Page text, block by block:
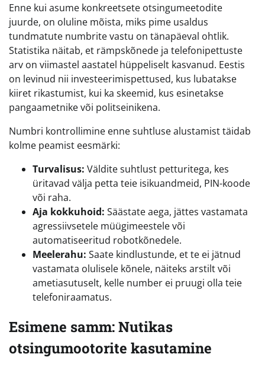
Enne kui asume konkreetsete otsingumeetodite
juurde, on oluline mõista, miks pime usaldus
tundmatute numbrite vastu on tänapäeval ohtlik.
Statistika näitab, et rämpskõnede ja telefonipettuste
arv on viimastel aastatel hüppeliselt kasvanud. Eestis
on levinud nii investeerimispettused, kus lubatakse
kiiret rikastumist, kui ka skeemid, kus esinetakse
pangaametnike või politseinikena.
Numbri kontrollimine enne suhtluse alustamist täidab
kolme peamist eesmärki:
Turvalisus: Väldite suhtlust petturitega, kes
üritavad välja petta teie isikuandmeid, PIN-koode
või raha.
Aja kokkuhoid: Säästate aega, jättes vastamata
agressiivsetele müügimeestele või
automatiseeritud robotkõnedele.
Meelerahu: Saate kindlustunde, et te ei jätnud
vastamata olulisele kõnele, näiteks arstilt või
ametiasutuselt, kelle number ei pruugi olla teie
telefoniraamatus.
Esimene samm: Nutikas
otsingumootorite kasutamine